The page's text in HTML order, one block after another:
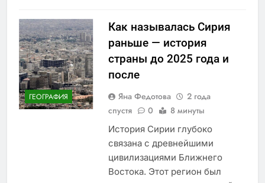
ГЕОГРАФИЯ
Как называлась Сирия
раньше — история
страны до 2025 года и
после
Яна Федотова
2 года
спустя
0 8 минуты
История Сирии глубоко
связана с древнейшими
цивилизациями Ближнего
Востока. Этот регион был